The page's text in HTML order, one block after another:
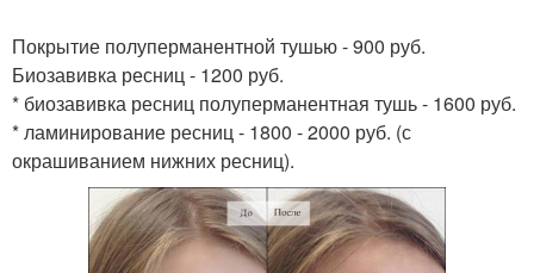
Покрытие полуперманентной тушью - 900 руб.
Биозавивка ресниц - 1200 руб.
* биозавивка ресниц полуперманентная тушь - 1600 руб.
* ламинирование ресниц - 1800 - 2000 руб. (с
окрашиванием нижних ресниц).